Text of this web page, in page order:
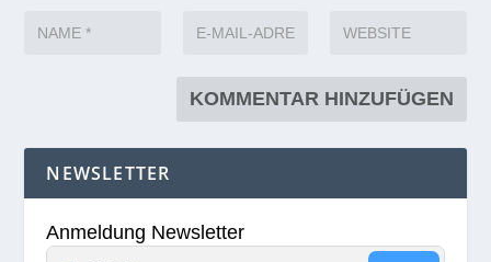
NEWSLETTER
Anmeldung Newsletter